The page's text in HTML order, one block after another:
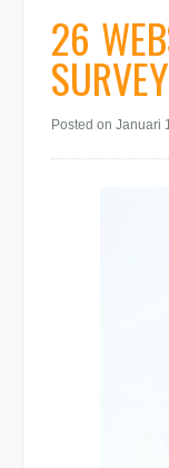
26
SURVEY
Posted on Januari